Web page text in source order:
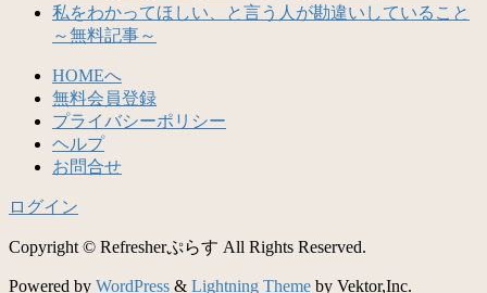
私をわかってほしい、と言う人が勘違いしていること
～無料記事～
HOMEへ
無料会員登録
プライバシーポリシー
ヘルプ
お問合せ
ログイン
Copyright © Refresherぷらす All Rights Reserved.
Powered by WordPress & Lightning Theme by Vektor,Inc.